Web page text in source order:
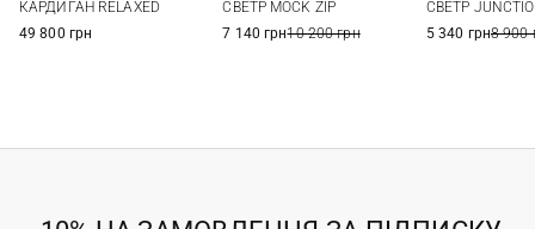
КАРДИГАН RELAXED
49 800 грн
СВЕТР MOCK ZIP
7 140 грн10 200 грн
СВЕТР
5 340 грн8 900